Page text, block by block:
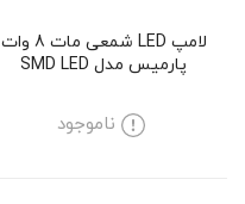
لامپ LED شمعی مات 8 وات
پارمیس مدل SMD LED
ناموجود